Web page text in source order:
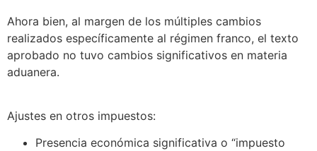
Ahora bien, al margen de los múltiples cambios
realizados específicamente al régimen franco, el texto
aprobado no tuvo cambios significativos en materia
aduanera.
Ajustes en otros impuestos:
Presencia económica significativa o “impuesto